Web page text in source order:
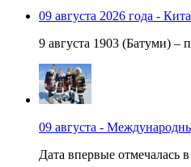
09 августа 2026 года -
9 августа 1903 (Батуми)
09 августа -
Дата впервые отмечалась